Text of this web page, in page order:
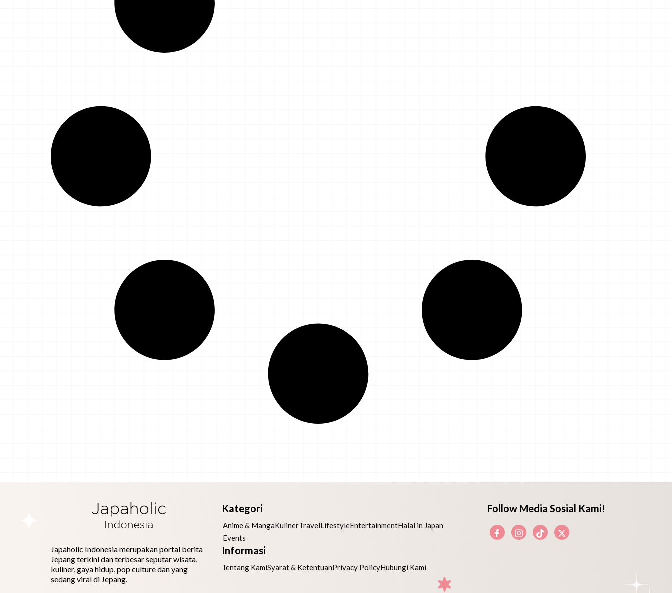
Japaholic Indonesia merupakan portal berita
Jepang terkini dan terbesar seputar wisata,
kuliner, gaya hidup, pop culture dan yang
sedang viral di Jepang.
Kategori
Anime & MangaKulinerTravelLifestyleEntertainmentHalal in Japan
Events
Informasi
Tentang KamiSyarat & KetentuanPrivacy PolicyHubungi Kami
Follow Media Sosial Kami!